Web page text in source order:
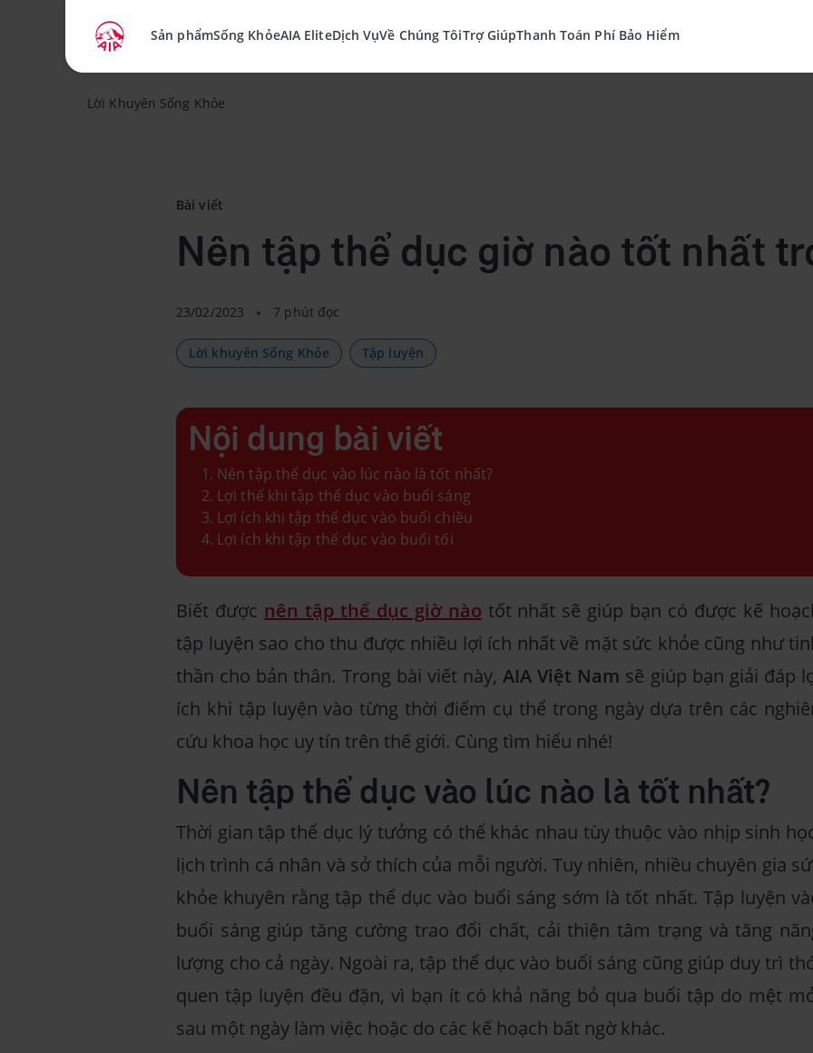
Sản phẩmSống KhỏeAIA EliteDịch VụVề Chúng TôiTrợ GiúpThanh Toán Phí Bảo Hiểm
Lời Khuyên Sống Khỏe
Bài viết
Nên tập thể dục giờ nào tốt nhất
23/02/2023 7 phút đọc
Lời khuyên Sống Khỏe Tập luyện
Nội dung bài viết
Nên tập thể dục vào lúc nào là tốt nhất?
Lợi thế khi tập thể dục vào buổi sáng
Lợi ích khi tập thể dục vào buổi chiều
Lợi ích khi tập thể dục vào buổi tối
Biết được nên tập thể dục giờ nào tốt nhất sẽ giúp bạn có được kế
tập luyện sao cho thu được nhiều lợi ích nhất về mặt sức khỏe cũng như
thần cho bản thân. Trong bài viết này, AIA Việt Nam sẽ giúp bạn giải đáp
ích khi tập luyện vào từng thời điểm cụ thể trong ngày dựa trên các
cứu khoa học uy tín trên thế giới. Cùng tìm hiểu nhé!
Nên tập thể dục vào lúc nào là tốt nhất?
Thời gian tập thể dục lý tưởng có thể khác nhau tùy thuộc vào nhịp sinh
lịch trình cá nhân và sở thích của mỗi người. Tuy nhiên, nhiều chuyên gia
khỏe khuyên rằng tập thể dục vào buổi sáng sớm là tốt nhất. Tập luyện
buổi sáng giúp tăng cường trao đổi chất, cải thiện tâm trạng và tăng
lượng cho cả ngày. Ngoài ra, tập thể dục vào buổi sáng cũng giúp duy trì
quen tập luyện đều đặn, vì bạn ít có khả năng bỏ qua buổi tập do mệt
sau một ngày làm việc hoặc do các kế hoạch bất ngờ khác.